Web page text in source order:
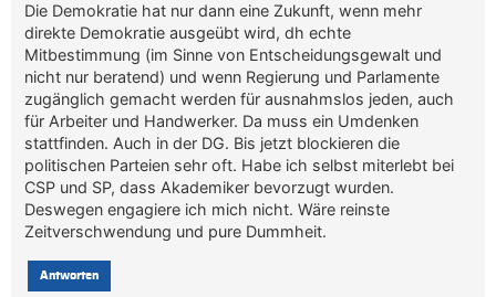
Die Demokratie hat nur dann eine Zukunft, wenn mehr
direkte Demokratie ausgeübt wird, dh echte
Mitbestimmung (im Sinne von Entscheidungsgewalt und
nicht nur beratend) und wenn Regierung und Parlamente
zugänglich gemacht werden für ausnahmslos jeden, auch
für Arbeiter und Handwerker. Da muss ein Umdenken
stattfinden. Auch in der DG. Bis jetzt blockieren die
politischen Parteien sehr oft. Habe ich selbst miterlebt bei
CSP und SP, dass Akademiker bevorzugt wurden.
Deswegen engagiere ich mich nicht. Wäre reinste
Zeitverschwendung und pure Dummheit.
Antworten